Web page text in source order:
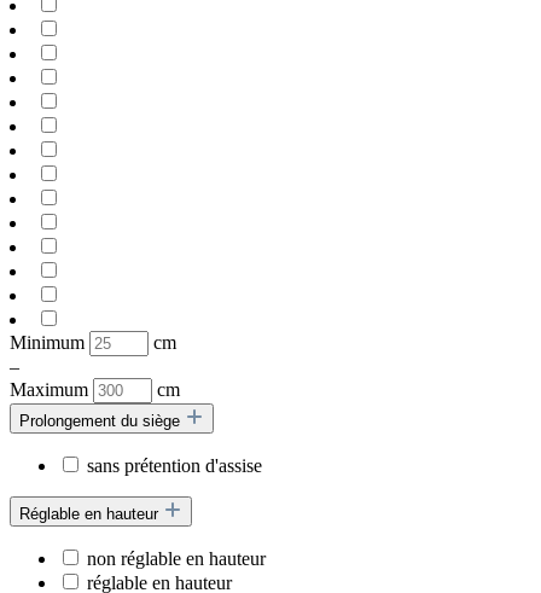
Minimum
cm
–
Maximum
cm
Prolongement du siège
sans prétention d'assise
Réglable en hauteur
non réglable en hauteur
réglable en hauteur